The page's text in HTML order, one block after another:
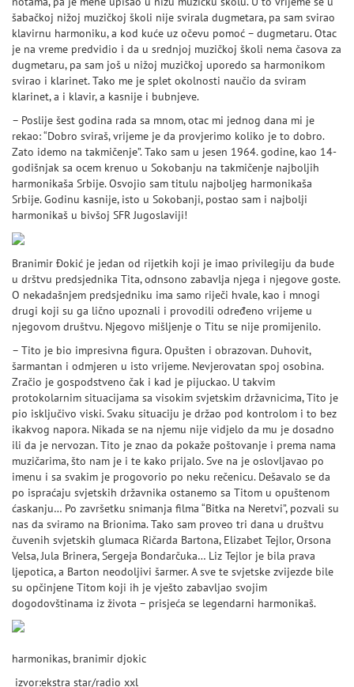
šabačkoj nižoj muzičkoj školi nije svirala dugmetara, pa sam svirao
klavirnu harmoniku, a kod kuće uz očevu pomoć – dugmetaru. Otac
je na vreme predvidio i da u srednjoj muzičkoj školi nema časova za
dugmetaru, pa sam još u nižoj muzičkoj uporedo sa harmonikom
svirao i klarinet. Tako me je splet okolnosti naučio da sviram
klarinet, a i klavir, a kasnije i bubnjeve.
– Poslije šest godina rada sa mnom, otac mi jednog dana mi je
rekao: “Dobro sviraš, vrijeme je da provjerimo koliko je to dobro.
Zato idemo na takmičenje”. Tako sam u jesen 1964. godine, kao 14-
godišnjak sa ocem krenuo u Sokobanju na takmičenje najboljih
harmonikaša Srbije. Osvojio sam titulu najboljeg harmonikaša
Srbije. Godinu kasnije, isto u Sokobanji, postao sam i najbolji
harmonikaš u bivšoj SFR Jugoslaviji!
Branimir Đokić je jedan od rijetkih koji je imao privilegiju da bude
u drštvu predsjednika Tita, odnsono zabavlja njega i njegove goste.
O nekadašnjem predsjedniku ima samo riječi hvale, kao i mnogi
drugi koji su ga lično upoznali i provodili određeno vrijeme u
njegovom društvu. Njegovo mišljenje o Titu se nije promijenilo.
– Tito je bio impresivna figura. Opušten i obrazovan. Duhovit,
šarmantan i odmjeren u isto vrijeme. Nevjerovatan spoj osobina.
Zračio je gospodstveno čak i kad je pijuckao. U takvim
protokolarnim situacijama sa visokim svjetskim državnicima, Tito je
pio isključivo viski. Svaku situaciju je držao pod kontrolom i to bez
ikakvog napora. Nikada se na njemu nije vidjelo da mu je dosadno
ili da je nervozan. Tito je znao da pokaže poštovanje i prema nama
muzičarima, što nam je i te kako prijalo. Sve na je oslovljavao po
imenu i sa svakim je progovorio po neku rečenicu. Dešavalo se da
po ispraćaju svjetskih državnika ostanemo sa Titom u opuštenom
ćaskanju… Po završetku snimanja filma “Bitka na Neretvi”, pozvali su
nas da sviramo na Brionima. Tako sam proveo tri dana u društvu
čuvenih svjetskih glumaca Ričarda Bartona, Elizabet Tejlor, Orsona
Velsa, Jula Brinera, Sergeja Bondarčuka… Liz Tejlor je bila prava
ljepotica, a Barton neodoljivi šarmer. A sve te svjetske zvijezde bile
su opčinjene Titom koji ih je vješto zabavljao svojim
dogodovštinama iz života – prisjeća se legendarni harmonikaš.
harmonikas, branimir djokic
izvor:ekstra star/radio xxl